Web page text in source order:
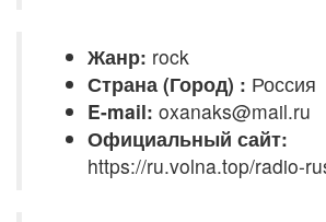
Жанр: rock
Страна (Город) : Россия
E-mail: oxanaks@mail.ru
Официальный сайт:
https://ru.volna.top/radio-